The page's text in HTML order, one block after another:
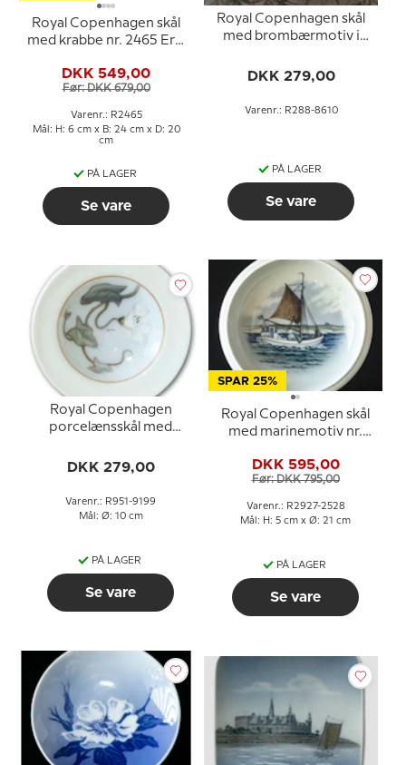
Royal Copenhagen skål
med krabbe nr. 2465 Erik
DKK 549,00
Før: DKK 679,00
Varenr.: R2465
Mål: H: 6 cm x B: 24 cm x D: 20
cm
PÅ LAGER
Se vare
Royal Copenhagen skål
med brombærmotiv i
DKK 279,00
Varenr.: R288-8610
PÅ LAGER
Se vare
Royal Copenhagen
porcelænsskål med
DKK 279,00
Varenr.: R951-9199
Mål: Ø: 10 cm
PÅ LAGER
Se vare
SPAR 25%
Royal Copenhagen skål
med marinemotiv nr.
DKK 595,00
Før: DKK 795,00
Varenr.: R2927-2528
Mål: H: 5 cm x Ø: 21 cm
PÅ LAGER
Se vare